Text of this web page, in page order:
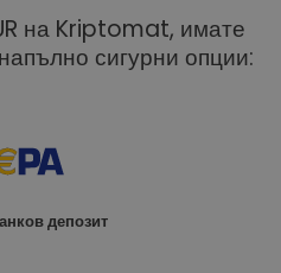
на Kriptomat, имате
сигурни опции:
депозит